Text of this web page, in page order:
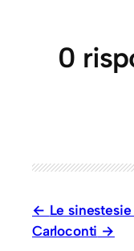
0
Le
Carloconti